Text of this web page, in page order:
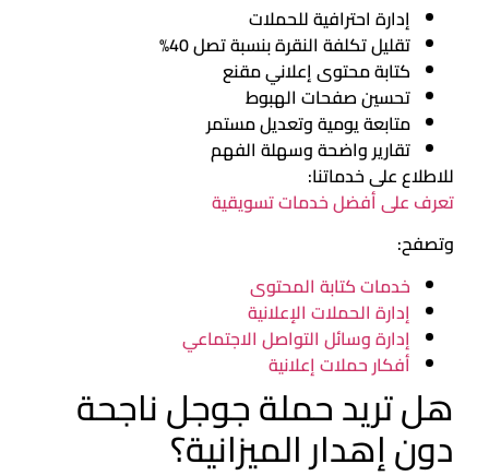
إدارة احترافية للحملات
تقليل تكلفة النقرة بنسبة تصل 40%
كتابة محتوى إعلاني مقنع
تحسين صفحات الهبوط
متابعة يومية وتعديل مستمر
تقارير واضحة وسهلة الفهم
للاطلاع على خدماتنا:
تعرف على أفضل خدمات تسويقية
وتصفح:
خدمات كتابة المحتوى
إدارة الحملات الإعلانية
إدارة وسائل التواصل الاجتماعي
أفكار حملات إعلانية
هل تريد حملة جوجل ناجحة
دون إهدار الميزانية؟